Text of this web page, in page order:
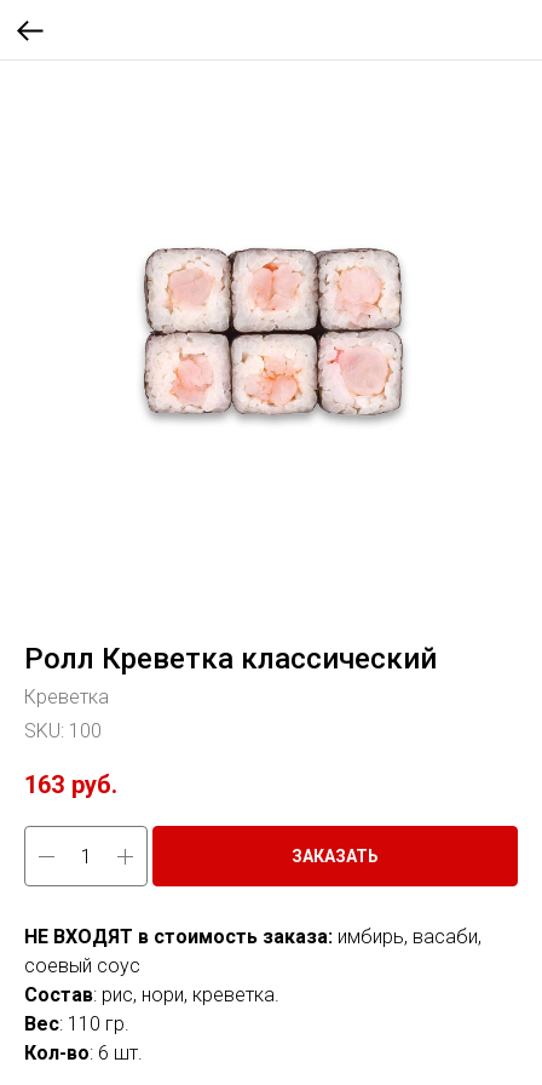
Ролл Креветка классический
Креветка
SKU: 100
163 руб.
ЗАКАЗАТЬ
НЕ ВХОДЯТ в стоимость заказа: имбирь, васаби,
соевый соус
Состав: рис, нори, креветка.
Вес: 110 гр.
Кол-во: 6 шт.